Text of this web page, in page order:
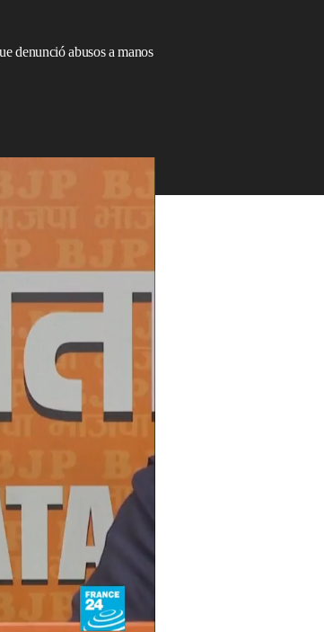
denunció abusos a manos